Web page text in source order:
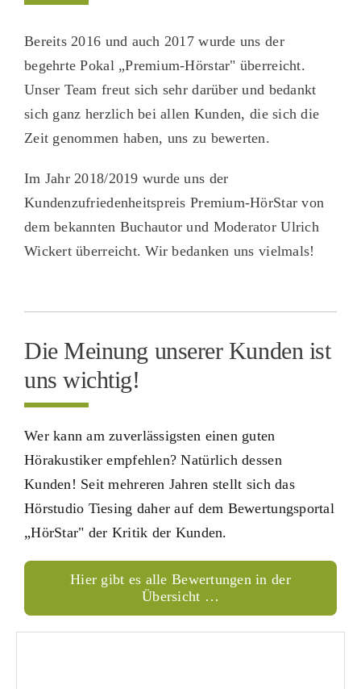
Bereits 2016 und auch 2017 wurde uns der
begehrte Pokal „Premium-Hörstar" überreicht.
Unser Team freut sich sehr darüber und bedankt
sich ganz herzlich bei allen Kunden, die sich die
Zeit genommen haben, uns zu bewerten.
Im Jahr 2018/2019 wurde uns der
Kundenzufriedenheitspreis Premium-HörStar von
dem bekannten Buchautor und Moderator Ulrich
Wickert überreicht. Wir bedanken uns vielmals!
Die Meinung unserer Kunden ist
uns wichtig!
Wer kann am zuverlässigsten einen guten
Hörakustiker empfehlen? Natürlich dessen
Kunden! Seit mehreren Jahren stellt sich das
Hörstudio Tiesing daher auf dem Bewertungsportal
„HörStar" der Kritik der Kunden.
Hier gibt es alle Bewertungen in der
Übersicht …